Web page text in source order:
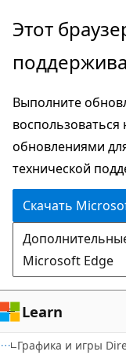
Пропустить
перейти
основному
содержимому
Этот
Выполните
обновлениями
технической
Скачать
Microsoft Edge
Learn
Графика и игры